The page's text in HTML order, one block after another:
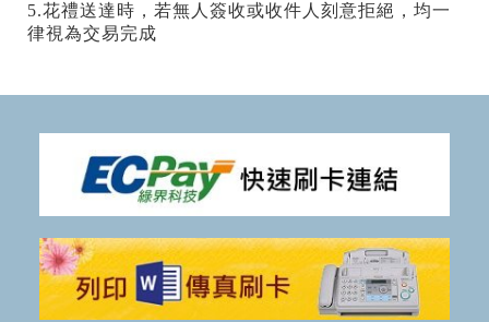
5.花禮送達時，若無人簽收或收件人刻意拒絕，均一
律視為交易完成